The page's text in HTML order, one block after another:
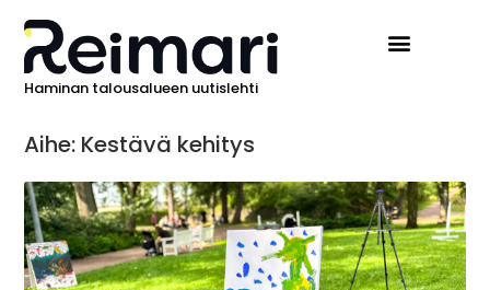
Haminan talousalueen uutislehti
Aihe: Kestävä kehitys